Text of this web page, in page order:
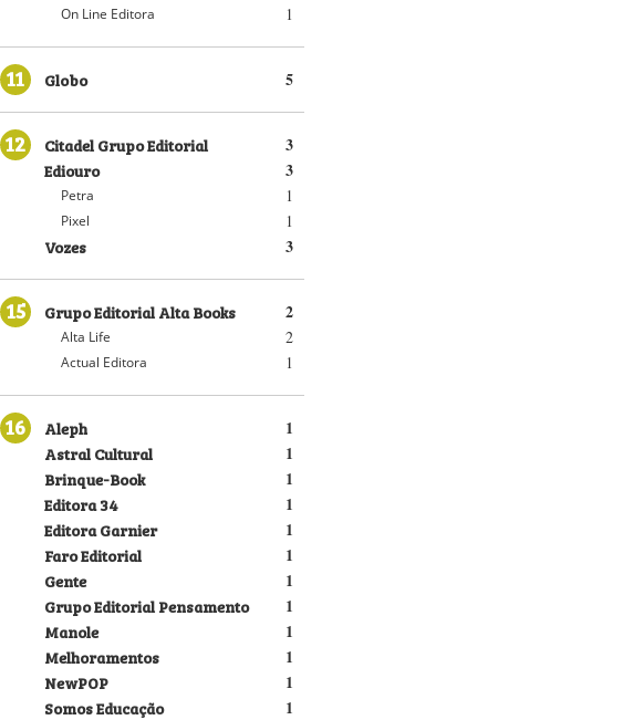
1
On Line Editora
11 5
Globo
12 3
Citadel Grupo Editorial
3
Ediouro
1
Petra
1
Pixel
3
Vozes
15 2
Grupo Editorial Alta Books
2
Alta Life
1
Actual Editora
16 1
Aleph
1
Astral Cultural
1
Brinque-Book
1
Editora 34
1
Editora Garnier
1
Faro Editorial
1
Gente
1
Grupo Editorial Pensamento
1
Manole
1
Melhoramentos
1
NewPOP
1
Somos Educação